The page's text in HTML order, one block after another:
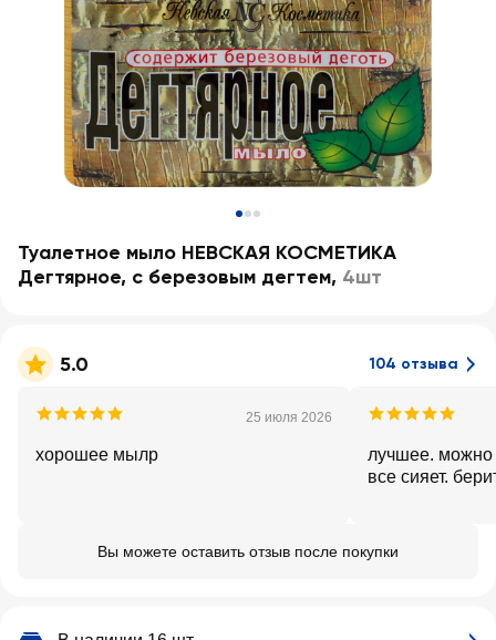
Туалетное мыло НЕВСКАЯ КОСМЕТИКА
Дегтярное, с березовым дегтем, 4шт
5.0 104 отзыва
25 июля 2026
хорошее мылр
лучшее. можно
все сияет.
Вы можете оставить отзыв после покупки